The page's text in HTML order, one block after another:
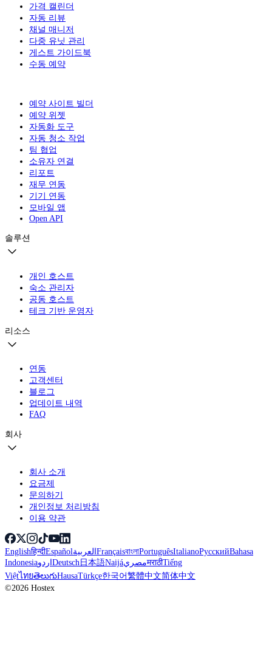
가격 캘린더
자동 리뷰
채널 매니저
다중 유닛 관리
게스트 가이드북
수동 예약
예약 사이트 빌더
예약 위젯
자동화 도구
자동 청소 작업
팀 협업
소유자 연결
리포트
재무 연동
기기 연동
모바일 앱
Open API
솔루션
개인 호스트
숙소 관리자
공동 호스트
테크 기반 운영자
리소스
연동
고객센터
블로그
업데이트 내역
FAQ
회사
회사 소개
요금제
문의하기
개인정보 처리방침
이용 약관
Englishहिन्दीEspañolالعربيةFrançaisবাংলাPortuguêsItalianoРусскийBahasa
IndonesiaاردوDeutsch日本語NaijáمصريमराठीTiếng
ViệtไทยతెలుగుHausaTürkçe한국어繁體中文简体中文
©2026 Hostex